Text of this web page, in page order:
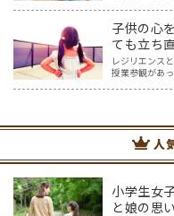
子供の心
ても立ち
レジリエンス
授業参観があ
人
小学生女
と娘の思